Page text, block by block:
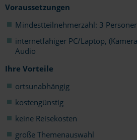
Voraussetzungen
Mindestteilnehmerzahl: 3
internetfähiger PC/Laptop,
Audio
Ihre Vorteile
ortsunabhängig
kostengünstig
keine Reisekosten
große Themenauswahl